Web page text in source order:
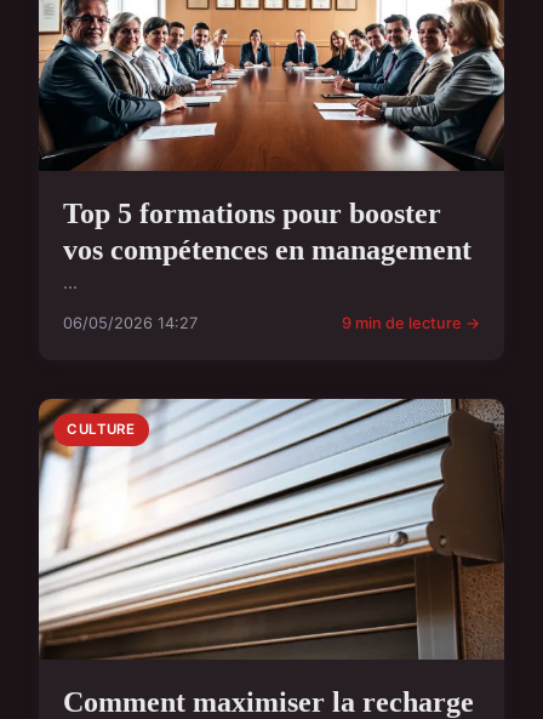
Top 5 formations pour booster
vos compétences en management
...
06/05/2026 14:27 9 min de lecture →
CULTURE
Comment maximiser la recharge